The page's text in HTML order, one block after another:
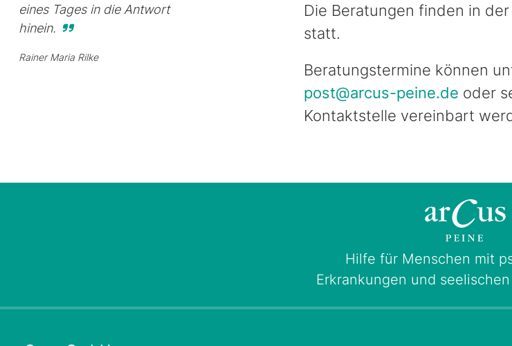
eines Tages in die Antwort
hinein.
Rainer Maria Rilke
Die Beratungen finden in
statt.
Beratungstermine können
post@arcus-peine.de oder
Kontaktstelle vereinbart
Hilfe für Menschen mit
Erkrankungen und